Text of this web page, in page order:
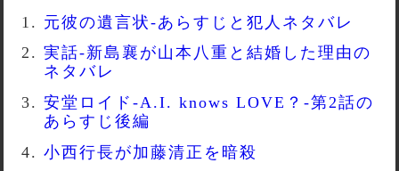
元彼の遺言状-あらすじと犯人ネタバレ
実話-新島襄が山本八重と結婚した理由の
ネタバレ
安堂ロイド-A.I. knows LOVE？-第2話の
あらすじ後編
小西行長が加藤清正を暗殺